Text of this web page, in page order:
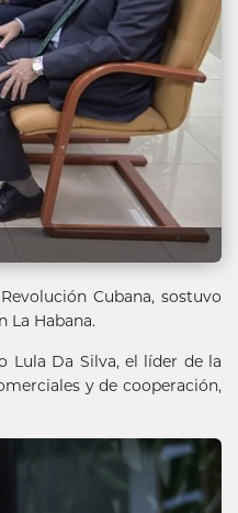
Cubana, sostuvo
La Habana.
Lula Da Silva, el líder de la
y de cooperación,